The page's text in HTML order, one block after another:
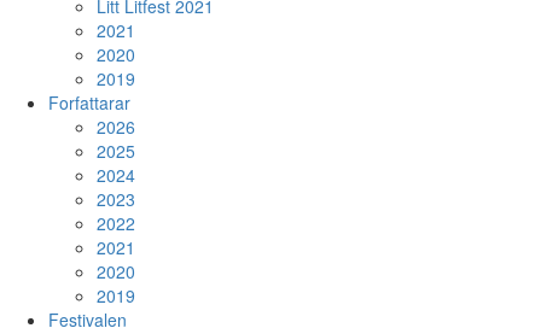
Litt Litfest 2021
2021
2020
2019
Forfattarar
2026
2025
2024
2023
2022
2021
2020
2019
Festivalen